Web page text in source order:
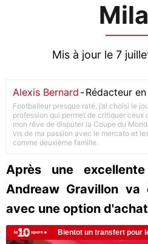
Mis à jour le 7
Alexis Bernard -Rédacteur
Footballeur presque raté, j’ai choisi le
profession qui permet de critiquer ceux
mon rêve de disputer la Coupe du
vis de ma passion avec le mercato et
comme deuxième famille.
Après une
Andreaw Gravillon
avec une option